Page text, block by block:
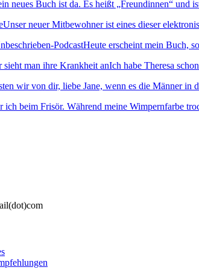
neues Buch ist da. Es heißt „Freundinnen“ und
Unser neuer Mitbewohner ist eines dieser
PodcastHeute erscheint mein Buch,
sieht man ihre Krankheit anIch habe Theresa
wir von dir, liebe Jane, wenn es die Männer in
ich beim Frisör. Während meine Wimpernfarbe